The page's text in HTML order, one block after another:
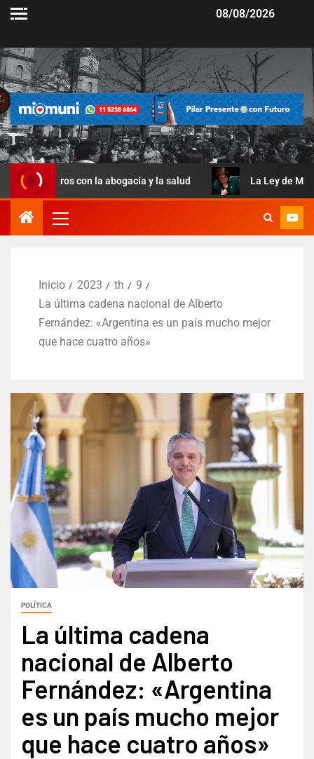
08/08/2026
con la abogacía y la salud La Ley de Manejo del
Inicio 2023 th
9
La última cadena nacional de Alberto
Fernández: «Argentina es un país mucho mejor
que hace cuatro años»
POLÍTICA
La última cadena
nacional de Alberto
Fernández: «Argentina
es un país mucho mejor
que hace cuatro años»